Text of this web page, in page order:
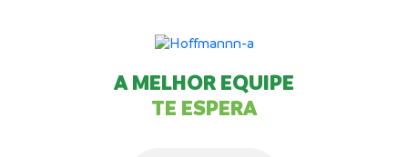
A MELHOR EQUIPE
TE ESPERA